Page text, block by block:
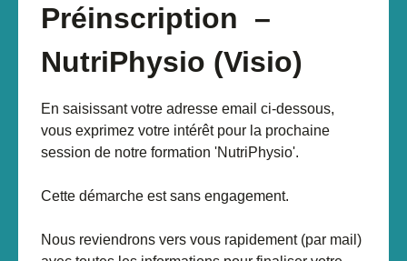
Préinscription –
NutriPhysio (Visio)
En saisissant votre adresse email ci-dessous,
vous exprimez votre intérêt pour la prochaine
session de notre formation 'NutriPhysio'.
Cette démarche est sans engagement.
Nous reviendrons vers vous rapidement (par mail)